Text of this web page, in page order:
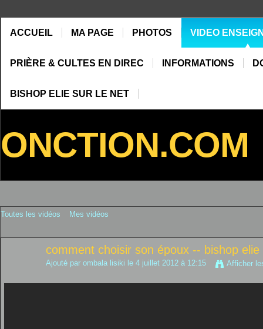
ACCUEIL MA PAGE PHOTOS VIDEO
PRIÈRE & CULTES EN DIREC INFORMATIONS
BISHOP ELIE SUR LE NET
ONCTION.COM
Toutes les vidéos Mes vidéos
comment choisir son époux -- bishop elie
Ajouté par ombala lisiki le 4 juillet 2012 à 12:15 Afficher